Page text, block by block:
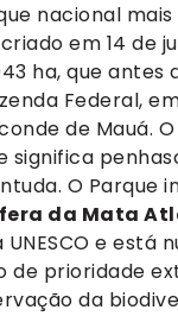
nacional
em 14 de
ha, que antes
Federal,
de Mauá.
significa
O Parque
da Mata
e está
de prioridade
da